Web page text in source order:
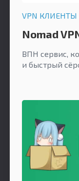
VPN КЛИЕНТЫ
Nomad
ВПН сервис,
и быстрый